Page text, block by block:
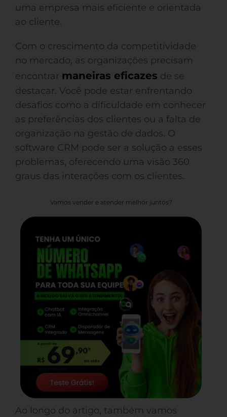
uma empresa mais eficiente e orientada
ao cliente.
Com o crescimento da competitividade
no mercado, as organizações precisam
encontrar maneiras eficazes de se
destacar. Você pode estar enfrentando
desafios como a dificuldade em conhecer
as preferências dos clientes ou a falta de
organização na gestão de dados. O
software CRM pode ser a solução a esses
problemas, oferecendo uma visão 360
graus das interações com os clientes.
Vamos vender e atender melhor juntos?
Ao longo do artigo, também vamos